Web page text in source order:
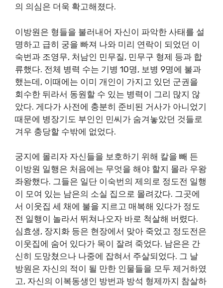
의 의심은 더욱 확고해졌다.
이방원은 형들을 불러내어 자신이 파악한 사태를 설
명하고 급히 궁을 빠져 나와 미리 연락이 되었던 이
숙번과 조영무, 처남인 민무질, 민무구 형제 등과 합
류했다. 전체 병력 수는 기병 10명, 보병 9명에 불과
했는데, 이때에는 이미 개인이 가지고 있던 군권을
회수한 뒤라서 동원할 수 있는 병력이 그리 많지 않
았다. 게다가 사전에 충분히 준비된 거사가 아니었기
때문에 병장기도 부인인 민씨가 숨겨놓았던 것들로
겨우 충당할 수밖에 없었다.
궁지에 몰리자 자신들을 보호하기 위해 칼을 빼 든
이방원 일행은 처음에는 무엇을 해야 할지 몰라 우왕
좌왕했다. 그들은 일단 이숙번의 제의로 정도전 일행
이 모여 있는 남은의 소실 집으로 몰려갔다. 그곳에
서 이웃집 세 채에 불을 지르고 매복해 있다가 정도
전 일행이 놀라서 뛰쳐나오자 바로 척살해 버렸다.
심효생, 장지화 등은 현장에서 맞아 죽었고 정도전은
이웃집에 숨어 있다가 목이 잘려 죽었다. 남은은 간
신히 도망쳤으나 나중에 잡혀서 주살되었다. 그 날
방원은 자신의 적이 될 만한 인물들을 모두 제거하였
고, 자신의 이복동생인 방번과 방석 형제까지 참살하